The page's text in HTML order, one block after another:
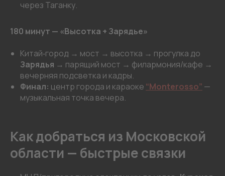
через Таганку.
180 минут — «Высотка + Зарядье»
Китай‑город → мост → высотка → прогулка до
Зарядья → парящий мост → филармония/кафе →
вечерняя подсветка и кадры.
Финал: центр города и караоке “Monterosso” —
музыкальная точка вечера.
Как добраться из Московской
области — быстрые связки